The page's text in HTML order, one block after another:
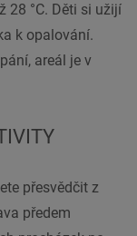
28 °C. Děti si užijí
k opalování.
areál je v
přesvědčit z
předem